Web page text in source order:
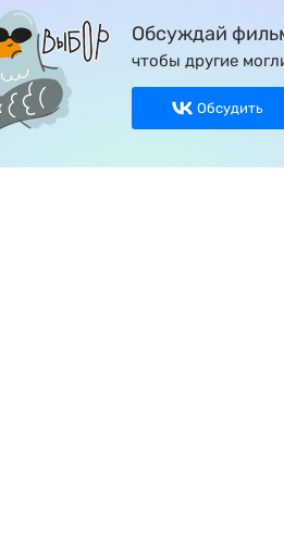
Обсуждай
чтобы другие
Обсудить